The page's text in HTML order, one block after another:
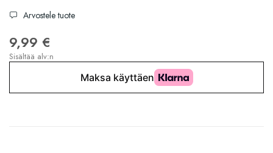
Arvostele tuote
9,99 €
Sisältää alv:n